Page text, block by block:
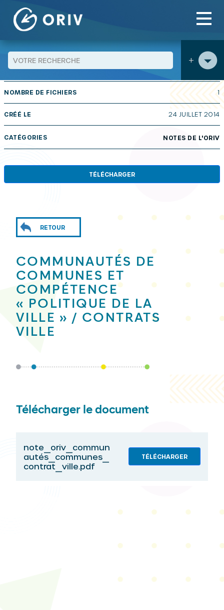
Aller au contenu
+
publications
Communautés de communes et compétence
« Politique de la ville » / contrats ville
TAILLE 71 KB
NOMBRE DE FICHIERS 1
CRÉÉ LE 24 JUILLET 2014
CATÉGORIES NOTES DE L'ORIV
TÉLÉCHARGER
RETOUR
COMMUNAUTÉS DE
COMMUNES ET
COMPÉTENCE
« POLITIQUE DE LA
VILLE » / CONTRATS
VILLE
Télécharger le document
note_oriv_commun
autés_communes_
contrat_ville.pdf
TÉLÉCHARGER
Panneau de gestion des cookies